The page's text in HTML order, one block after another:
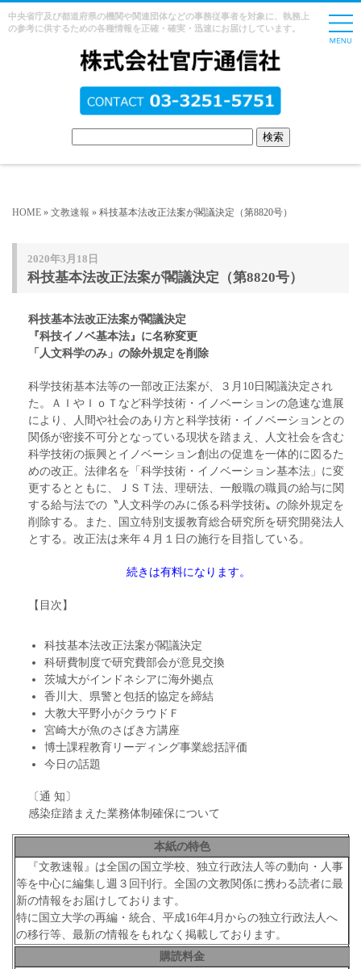
中央省庁及び都道府県の機関や関連団体などの事務従事者を対象に、執務上
の参考に供するための各種情報を正確・確実・迅速にお届けしています。
HOME » 文教速報 » 科技基本法改正法案が閣議決定（第8820号）
2020年3月18日
科技基本法改正法案が閣議決定（第8820号）
科技基本法改正法案が閣議決定
『科技イノベ基本法』に名称変更
「人文科学のみ」の除外規定を削除
科学技術基本法等の一部改正法案が、３月10日閣議決定され
た。ＡＩやＩｏＴなど科学技術・イノベーションの急速な進展
により、人間や社会のあり方と科学技術・イノベーションとの
関係が密接不可分となっている現状を踏まえ、人文社会を含む
科学技術の振興とイノベーション創出の促進を一体的に図るた
めの改正。法律名を「科学技術・イノベーション基本法」に変
更するとともに、ＪＳＴ法、理研法、一般職の職員の給与に関
する給与法での〝人文科学のみに係る科学技術〟の除外規定を
削除する。また、国立特別支援教育総合研究所を研究開発法人
とする。改正法は来年４月１日の施行を目指している。
続きは有料になります。
【目次】
科技基本法改正法案が閣議決定
科研費制度で研究費部会が意見交換
茨城大がインドネシアに海外拠点
香川大、県警と包括的協定を締結
大教大平野小がクラウドＦ
宮崎大が魚のさばき方講座
博士課程教育リーディング事業総括評価
今日の話題
〔通 知〕
感染症踏まえた業務体制確保について
本紙の特色
『文教速報』は全国の国立学校、独立行政法人等の動向・人事
等を中心に編集し週３回刊行。全国の文教関係に携わる読者に最
新の情報をお届けしております。
特に国立大学の再編・統合、平成16年4月からの独立行政法人へ
の移行等、最新の情報をもれなく掲載しております。
購読料金